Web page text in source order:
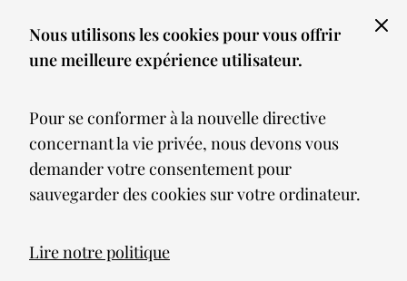
Nous utilisons les cookies pour vous offrir
une meilleure expérience utilisateur.
Pour se conformer à la nouvelle directive
concernant la vie privée, nous devons vous
demander votre consentement pour
sauvegarder des cookies sur votre ordinateur.
Lire notre politique
Nos réalisations
Nos Clients
Meilleures ventes
Blog
© 2026 Spot lumiere led. All Rights Reserved